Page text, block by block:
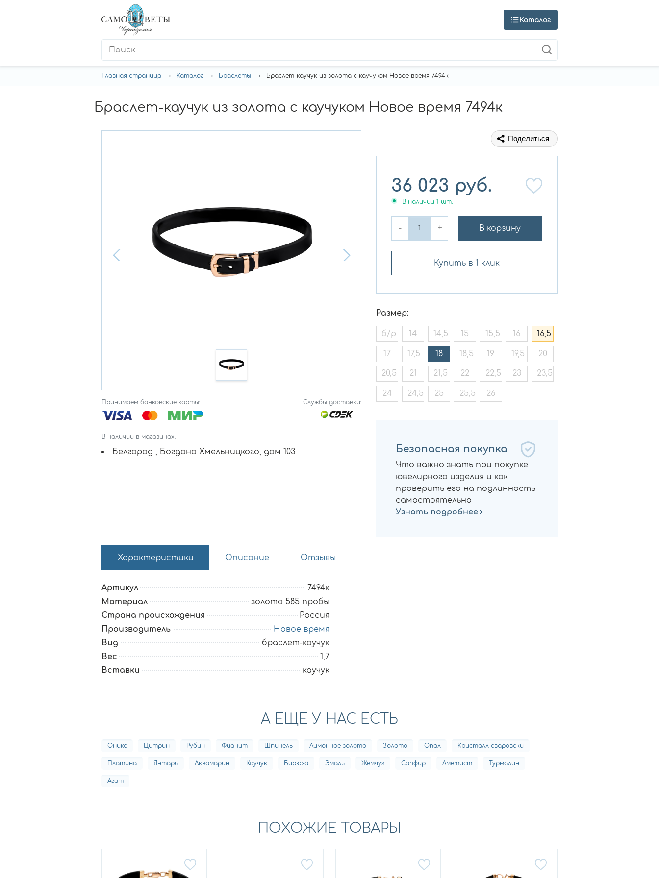
Каталог
Главная страница Каталог Браслеты Браслет-каучук из золота с каучуком Новое время 7494к
Браслет-каучук из золота с каучуком Новое время 7494к
Принимаем банковские карты: Службы доставки:
В наличии в магазинах:
Белгород , Богдана Хмельницкого, дом 103
Поделиться
36 023 руб.
В наличии 1 шт.
- + В корзину
Купить в 1 клик
Размер:
б/р 14 14,5 15 15,5 16 16,5
17 17,5 18 18,5 19 19,5 20
20,5 21 21,5 22 22,5 23 23,5
24 24,5 25 25,5 26
Безопасная покупка
Что важно знать при покупке
ювелирного изделия и как
проверить его на подлинность
самостоятельно
Узнать подробнее
Характеристики Описание Отзывы
Артикул
7494к
Материал
золото 585 пробы
Страна происхождения
Россия
Производитель
Новое время
Вид
браслет-каучук
Вес
1,7
Вставки
каучук
А ЕЩЕ У НАС ЕСТЬ
Оникс Цитрин Рубин Фианит Шпинель Лимонное золото Золото Опал Кристалл сваровски
Платина Янтарь Аквамарин Каучук Бирюза Эмаль Жемчуг Сапфир Аметист Турмалин
Агат
ПОХОЖИЕ ТОВАРЫ